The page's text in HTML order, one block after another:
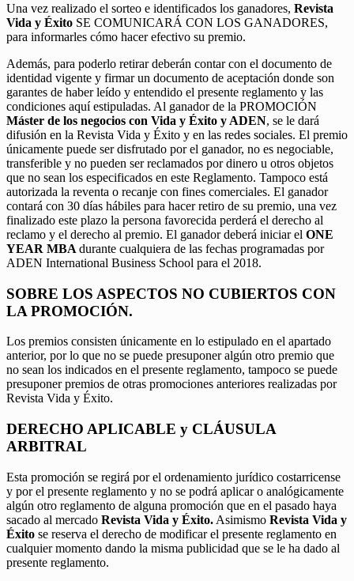
Una vez realizado el sorteo e identificados los ganadores, Revista
Vida y Éxito SE COMUNICARÁ CON LOS GANADORES,
para informarles cómo hacer efectivo su premio.
Además, para poderlo retirar deberán contar con el documento de
identidad vigente y firmar un documento de aceptación donde son
garantes de haber leído y entendido el presente reglamento y las
condiciones aquí estipuladas. Al ganador de la PROMOCIÓN
Máster de los negocios con Vida y Éxito y ADEN, se le dará
difusión en la Revista Vida y Éxito y en las redes sociales. El premio
únicamente puede ser disfrutado por el ganador, no es negociable,
transferible y no pueden ser reclamados por dinero u otros objetos
que no sean los especificados en este Reglamento. Tampoco está
autorizada la reventa o recanje con fines comerciales. El ganador
contará con 30 días hábiles para hacer retiro de su premio, una vez
finalizado este plazo la persona favorecida perderá el derecho al
reclamo y el derecho al premio. El ganador deberá iniciar el ONE
YEAR MBA durante cualquiera de las fechas programadas por
ADEN International Business School para el 2018.
SOBRE LOS ASPECTOS NO CUBIERTOS CON
LA PROMOCIÓN.
Los premios consisten únicamente en lo estipulado en el apartado
anterior, por lo que no se puede presuponer algún otro premio que
no sean los indicados en el presente reglamento, tampoco se puede
presuponer premios de otras promociones anteriores realizadas por
Revista Vida y Éxito.
DERECHO APLICABLE y CLÁUSULA
ARBITRAL
Esta promoción se regirá por el ordenamiento jurídico costarricense
y por el presente reglamento y no se podrá aplicar o analógicamente
algún otro reglamento de alguna promoción que en el pasado haya
sacado al mercado Revista Vida y Éxito. Asimismo Revista Vida y
Éxito se reserva el derecho de modificar el presente reglamento en
cualquier momento dando la misma publicidad que se le ha dado al
presente reglamento.